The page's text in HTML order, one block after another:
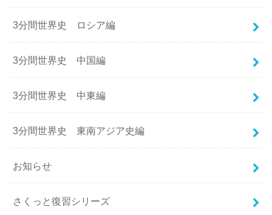
3分間世界史 ロシア編
3分間世界史 中国編
3分間世界史 中東編
3分間世界史 東南アジア史編
お知らせ
さくっと復習シリーズ